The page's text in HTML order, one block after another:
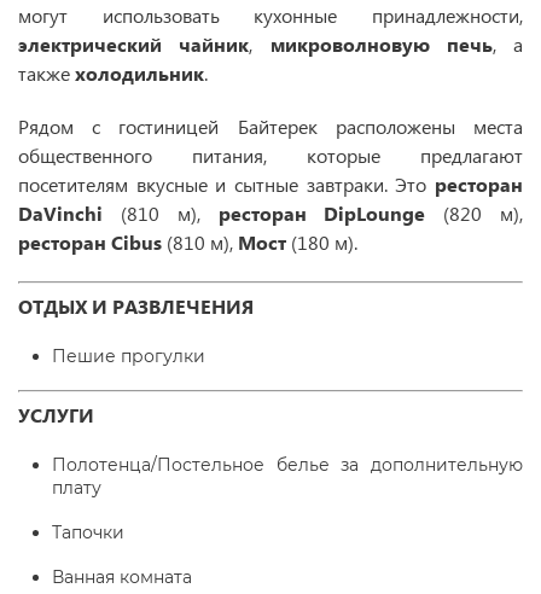
могут использовать кухонные принадлежности,
электрический чайник, микроволновую печь, а
такжехолодильник.
Рядом с гостиницей Байтерек расположены места
общественного питания, которые предлагают
посетителям вкусные и сытные завтраки. Это ресторан
DaVinchi (810 м), ресторан DipLounge (820 м),
ресторан Cibus (810 м), Мост (180 м).
ОТДЫХ И РАЗВЛЕЧЕНИЯ
Пешие прогулки
УСЛУГИ
Полотенца/Постельное белье за дополнительную
плату
Тапочки
Ванная комната